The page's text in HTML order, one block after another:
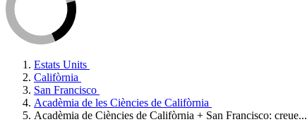
Estats Units
Califòrnia
San Francisco
Acadèmia de les Ciències de Califòrnia
Acadèmia de Ciències de Califòrnia + San Francisco: creue...